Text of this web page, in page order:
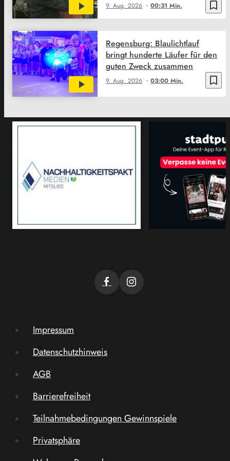
bookmark_border
9. Aug. 2026 00:31 Min.
bookmark_border
9. Aug. 2026 03:00 Min.
Regensburg: Blaulichtlauf
bringt hunderte Läufer für den
guten Zweck zusammen
Impressum
Datenschutzhinweis
AGB
Barrierefreiheit
Teilnahmebedingungen Gewinnspiele
Privatsphäre